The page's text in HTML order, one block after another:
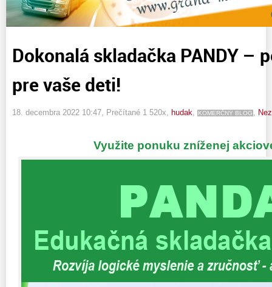
Dokonalá skladačka PANDY –
pre vaše deti!
18. decembra 2022 10:47 , Prečítané 1 520x, hudak KOMERČNÝ BLOG
Využite ponuku zníženej